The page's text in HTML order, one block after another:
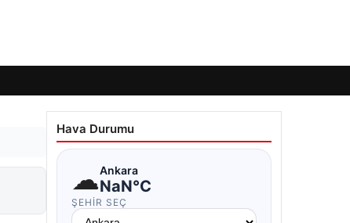
Hava Durumu
☁Ankara
NaN°C
ŞEHIR SEÇ